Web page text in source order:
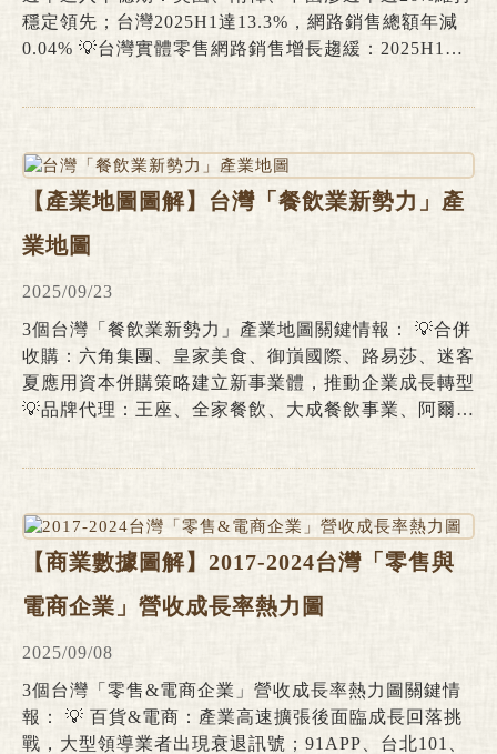
穩定領先；台灣2025H1達13.3%，網路銷售總額年減
0.04% 💡台灣實體零售網路銷售增長趨緩：2025H1實
億至1兆，2026-2030年CAGR達4.7%-9.9% 全球各國
對於網路購物(電商)產業結構之調查，因所在市場發展
模式、政策環境及消費型態差異，分類方式與基準存在
一定差異。依據台灣主管機關及調查單位分類認定，整
體網路購物(電商)產業可劃分為三大主要構成部分，包
括：(1)純電子商務業，代表性業者如蝦皮購物、momo
銷售業務；以及(3)實體零售業者延伸至線上的銷售業
務，代表性業者如好市多線上購物、全聯小時達&全電
商、統一超商i預購&iOPEN
【產業地圖圖解】台灣「餐飲業新勢力」產
業地圖
2025/09/23
3個台灣「餐飲業新勢力」產業地圖關鍵情報： 💡合併
收購：六角集團、皇家美食、御嵿國際、路易莎、迷客
夏應用資本併購策略建立新事業體，推動企業成長轉型
💡品牌代理：王座、全家餐飲、大成餐飲事業、阿爾法
鏈優勢建構業外營收支柱 台灣餐飲產業規模除2022-
2024年間受惠於疫情後消費復甦紅利帶動、年增幅創
下新高外，自2017年後擴張幅度即持續低於近20年長
期平均增長水準(7.2%)。2025上半年餐飲業規模增幅約
6.2%，較2024年同期8.3%的增長表現縮減2.1個百分
點。可以看出整體餐飲產業正面臨終端需求量受制於人
成本上升提升營運難度等多重挑戰。
【商業數據圖解】2017-2024台灣「零售與
電商企業」營收成長率熱力圖
2025/09/08
3個台灣「零售&電商企業」營收成長率熱力圖關鍵情
報： 💡 百貨&電商：產業高速擴張後面臨成長回落挑
戰，大型領導業者出現衰退訊號；91APP、台北101、